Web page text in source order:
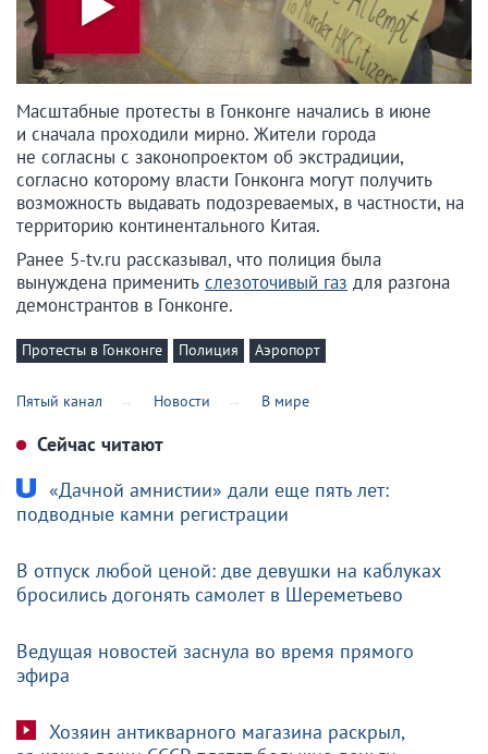
Масштабные протесты в Гонконге начались в июне
и сначала проходили мирно. Жители города
не согласны с законопроектом об экстрадиции,
согласно которому власти Гонконга могут получить
возможность выдавать подозреваемых, в частности, на
территорию континентального Китая.
Ранее 5-tv.ru рассказывал, что полиция была
вынуждена применить слезоточивый газ для разгона
демонстрантов в Гонконге.
Протесты в Гонконге Полиция Аэропорт
Пятый канал Новости В мире
Сейчас читают
«Дачной амнистии» дали еще пять лет:
подводные камни регистрации
В отпуск любой ценой: две девушки на каблуках
бросились догонять самолет в Шереметьево
Ведущая новостей заснула во время прямого
эфира
Хозяин антикварного магазина раскрыл,